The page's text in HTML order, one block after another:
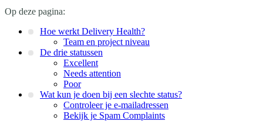
Op deze pagina:
Hoe werkt Delivery Health?
Team en project niveau
De drie statussen
Excellent
Needs attention
Poor
Wat kun je doen bij een slechte status?
Controleer je e-mailadressen
Bekijk je Spam Complaints